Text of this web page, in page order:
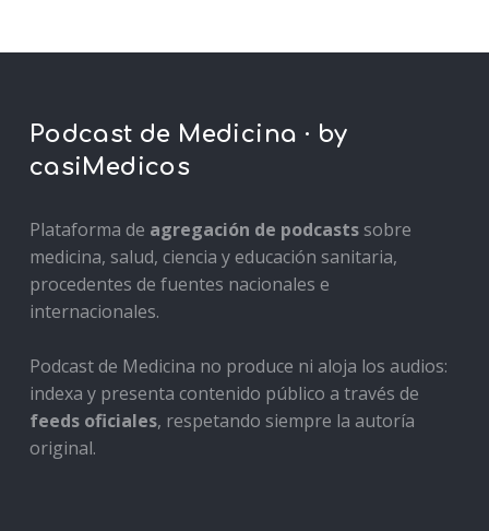
Podcast de Medicina · by
casiMedicos
Plataforma de agregación de podcastssobre
medicina, salud, ciencia y educación sanitaria,
procedentes de fuentes nacionales e
internacionales.
Podcast de Medicina no produce ni aloja los audios:
indexa y presenta contenido público a través de
feeds oficiales, respetando siempre la autoría
original.